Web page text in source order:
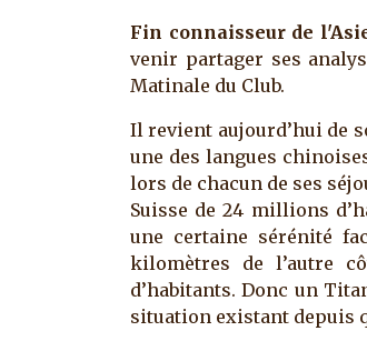
Fin connaisseur de
venir partager ses
Matinale du Club.
Il revient aujourd’hui de
une des langues
lors de chacun de ses
Suisse de 24 millions
une certaine sérénité
kilomètres de l’autre
d’habitants. Donc un
situation existant depuis